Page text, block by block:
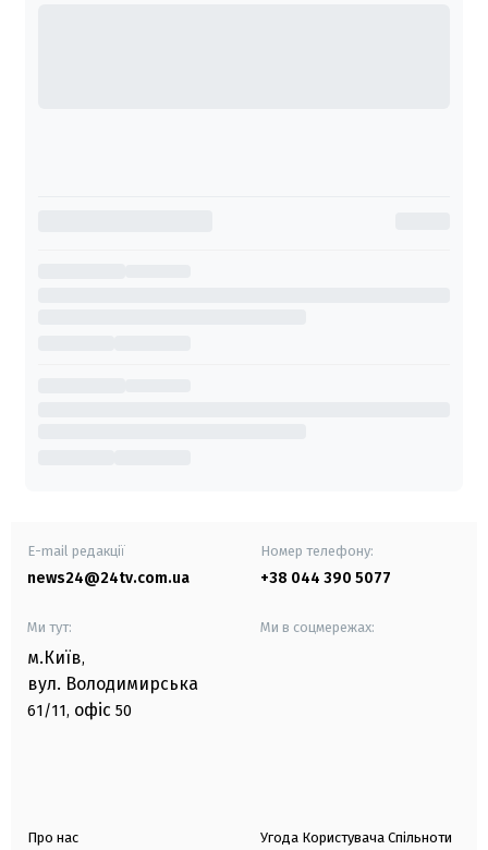
E-mail редакції
news24@24tv.com.ua
Номер телефону:
+38 044 390 5077
Ми тут:
м.Київ,
вул. Володимирська
61/11, офіс 50
Ми в соцмережах:
Про нас Угода Користувача Спільноти